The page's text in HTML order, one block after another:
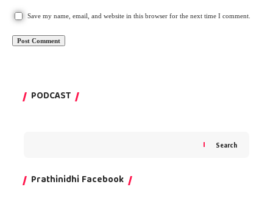
Save my name, email, and website in this browser for the next time I comment.
PODCAST
Search
Prathinidhi Facebook